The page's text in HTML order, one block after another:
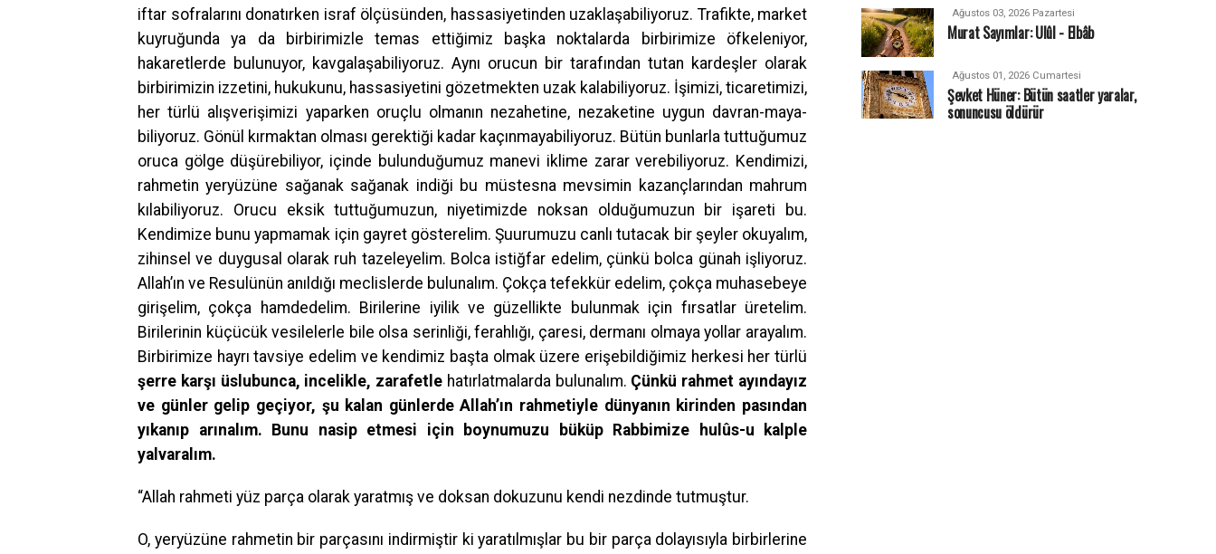
iftar sofralarını donatırken israf ölçüsünden, hassasiyetinden uzaklaşabiliyoruz. Trafikte, market
kuyruğunda ya da birbirimizle temas ettiğimiz başka noktalarda birbirimize öfkeleniyor,
hakaretlerde bulunuyor, kavgalaşabiliyoruz. Aynı orucun bir tarafından tutan kardeşler olarak
birbirimizin izzetini, hukukunu, hassasiyetini gözetmekten uzak kalabiliyoruz. İşimizi, ticaretimizi,
her türlü alışverişimizi yaparken oruçlu olmanın nezahetine, nezaketine uygun davran-maya-
biliyoruz. Gönül kırmaktan olması gerektiği kadar kaçınmayabiliyoruz. Bütün bunlarla tuttuğumuz
oruca gölge düşürebiliyor, içinde bulunduğumuz manevi iklime zarar verebiliyoruz. Kendimizi,
rahmetin yeryüzüne sağanak sağanak indiği bu müstesna mevsimin kazançlarından mahrum
kılabiliyoruz. Orucu eksik tuttuğumuzun, niyetimizde noksan olduğumuzun bir işareti bu.
Kendimize bunu yapmamak için gayret gösterelim. Şuurumuzu canlı tutacak bir şeyler okuyalım,
zihinsel ve duygusal olarak ruh tazeleyelim. Bolca istiğfar edelim, çünkü bolca günah işliyoruz.
Allah’ın ve Resulünün anıldığı meclislerde bulunalım. Çokça tefekkür edelim, çokça muhasebeye
girişelim, çokça hamdedelim. Birilerine iyilik ve güzellikte bulunmak için fırsatlar üretelim.
Birilerinin küçücük vesilelerle bile olsa serinliği, ferahlığı, çaresi, dermanı olmaya yollar arayalım.
Birbirimize hayrı tavsiye edelim ve kendimiz başta olmak üzere erişebildiğimiz herkesi her türlü
şerre karşı üslubunca, incelikle, zarafetle hatırlatmalarda bulunalım. Çünkü rahmet ayındayız
ve günler gelip geçiyor, şu kalan günlerde Allah’ın rahmetiyle dünyanın kirinden pasından
yıkanıp arınalım. Bunu nasip etmesi için boynumuzu büküp Rabbimize hulûs-u kalple
yalvaralım.
“Allah rahmeti yüz parça olarak yaratmış ve doksan dokuzunu kendi nezdinde tutmuştur.
O, yeryüzüne rahmetin bir parçasını indirmiştir ki yaratılmışlar bu bir parça dolayısıyla birbirlerine
Ağustos 03, 2026 Pazartesi
Murat Sayımlar: Ulûl - Elbâb
Ağustos 01, 2026 Cumartesi
Şevket Hüner: Bütün saatler yaralar,
sonuncusu öldürür